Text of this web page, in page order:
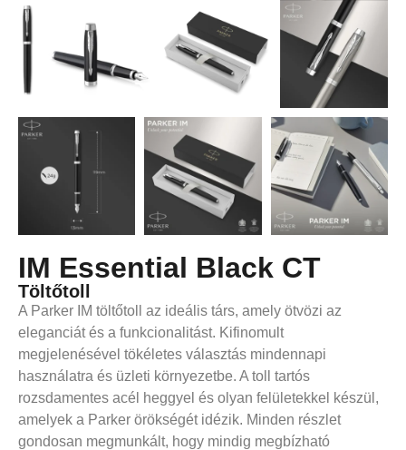
IM Essential Black CT
Töltőtoll
A Parker IM töltőtoll az ideális társ, amely ötvözi az
eleganciát és a funkcionalitást. Kifinomult
megjelenésével tökéletes választás mindennapi
használatra és üzleti környezetbe. A toll tartós
rozsdamentes acél heggyel és olyan felületekkel készül,
amelyek a Parker örökségét idézik. Minden részlet
gondosan megmunkált, hogy mindig megbízható